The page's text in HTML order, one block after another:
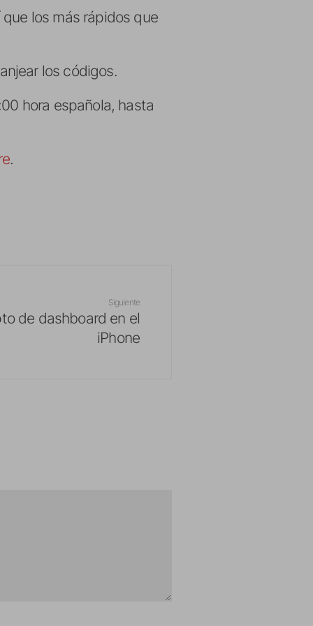
que los más rápidos que
los códigos.
hora española, hasta
.
Siguiente
de dashboard en el
iPhone